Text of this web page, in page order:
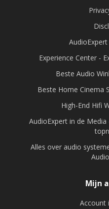
Experience Center -
Beste Audio
Beste Home Cinema
High-End Hifi
AudioExpert in de
Alles over audio
Mijn
Account